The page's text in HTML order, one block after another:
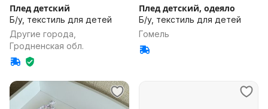
Плед детский
Б/у, текстиль для детей
Другие города,
Гродненская обл.
Плед детский, одеяло
Б/у, текстиль для детей
Гомель